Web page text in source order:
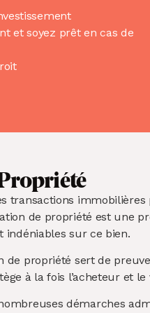
et soyez prêt en cas de
transactions
de propriété est une
indéniables sur ce bien.
de propriété sert de
à la fois l’acheteur et
démarches